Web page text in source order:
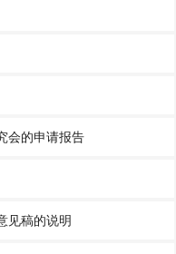
会的申请报告
见稿的说明